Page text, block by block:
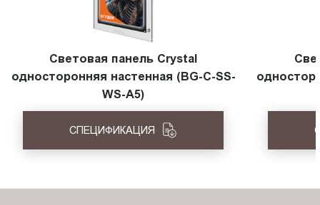
Световая панель Crystal
односторонняя настенная (BG-C-SS-
WS-A5)
СПЕЦИФИКАЦИЯ